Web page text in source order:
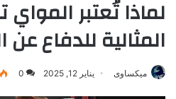
لماذا تُعتبر المواي
المثالية للدفاع
ميكساوى يناير 12, 2025 0